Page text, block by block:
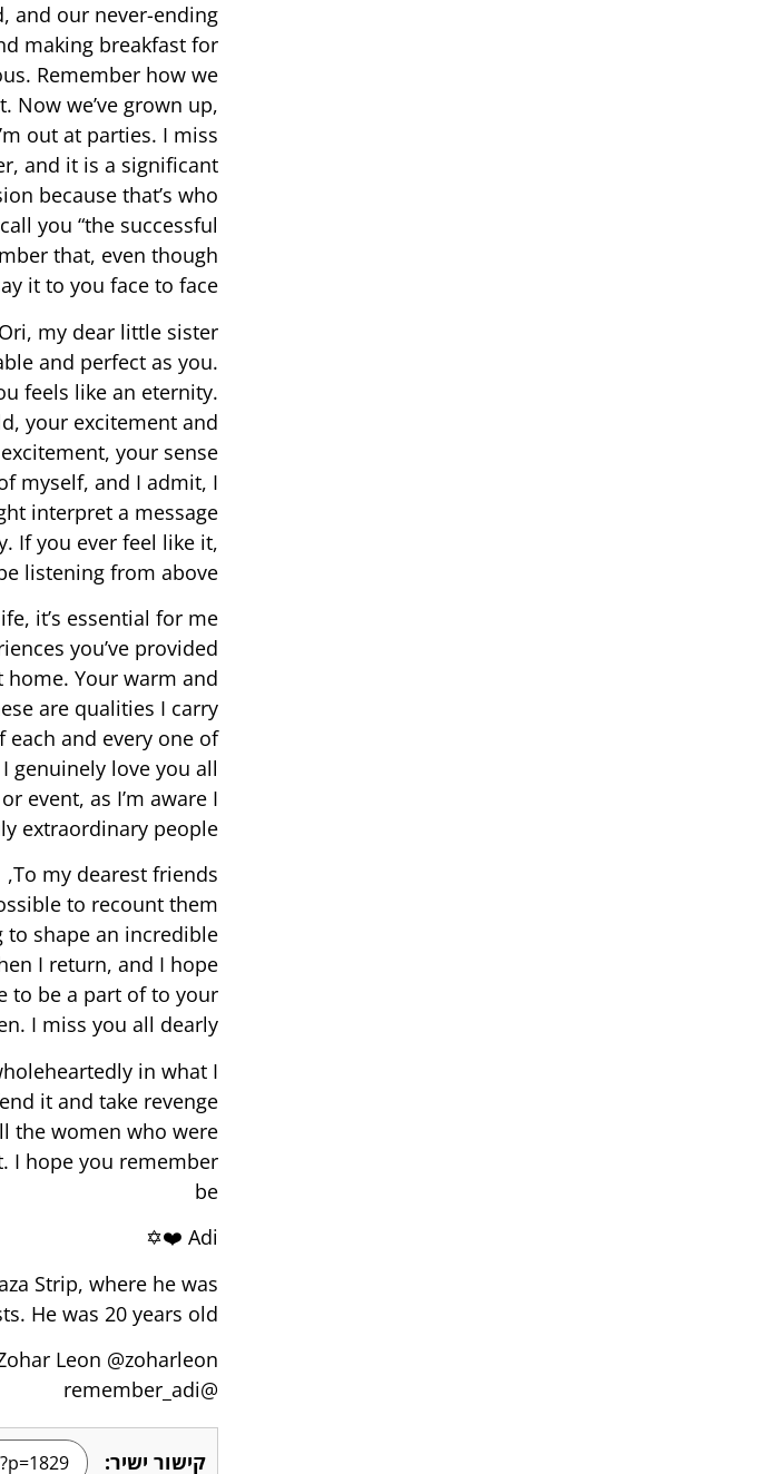
and our never-ending
making breakfast for
Remember how we
Now we’ve grown up,
out at parties. I miss
and it is a significant
because that’s who
you “the successful
that, even though
it to you face to face. ❤️
Ori, my dear little sister,
and perfect as you.
feels like an eternity.
your excitement and
your sense
myself, and I admit, I
interpret a message
If you ever feel like it,
from above. 🐱
it’s essential for me
you’ve provided
Your warm and
are qualities I carry
each and every one of
genuinely love you all
event, as I’m aware I
extraordinary people.
To my dearest friends,
to recount them
to shape an incredible
I return, and I hope
to be a part of to your
I miss you all dearly. ❤️
in what I
it and take revenge
the women who were
I hope you remember
be
Adi ❤️✡️
Strip, where he was
He was 20 years old.
Leon @zoharleon_
@remember_adi
קישור ישיר: